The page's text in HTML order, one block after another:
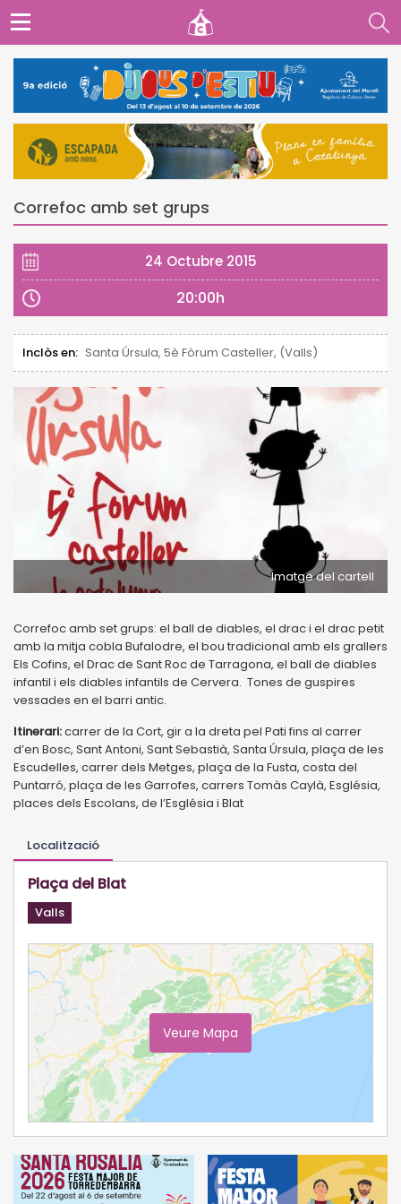
Correfoc amb set grups
24 Octubre 2015
20:00h
Inclòs en: Santa Úrsula, 5è Fòrum Casteller, (Valls)
Imatge del cartell
Correfoc amb set grups: el ball de diables, el drac i el drac petit
amb la mitja cobla Bufalodre, el bou tradicional amb els grallers
Els Cofins, el Drac de Sant Roc de Tarragona, el ball de diables
infantil i els diables infantils de Cervera. Tones de guspires
vessades en el barri antic.
Itinerari:carrer de la Cort, gir a la dreta pel Pati fins al carrer
d’en Bosc, Sant Antoni, Sant Sebastià, Santa Úrsula, plaça de les
Escudelles, carrer dels Metges, plaça de la Fusta, costa del
Puntarró, plaça de les Garrofes, carrers Tomàs Caylà, Església,
places dels Escolans, de l’Església i Blat
Localització
Plaça del Blat
Valls
Veure Mapa